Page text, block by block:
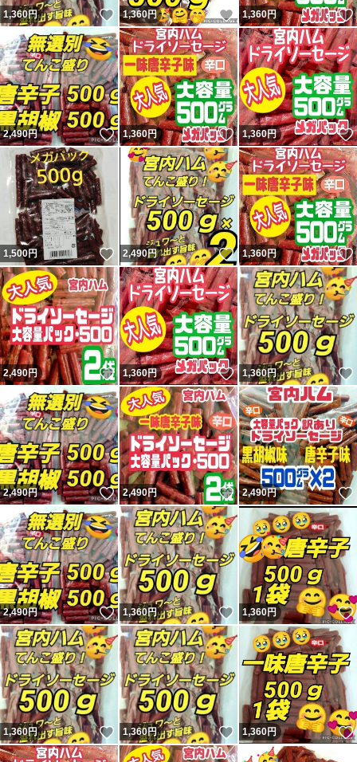
1,360円 いいね！
1,360円 いいね！
1,360円
2,490円 いいね！
1,360円 いいね！
1,360円
1,500円 いいね！
2,490円 いいね！
1,360円
2,490円 いいね！
1,360円 いいね！
1,360円
2,490円 いいね！
2,490円 いいね！
2,490円
2,490円 いいね！
1,360円 いいね！
1,360円
1,360円 いいね！
1,360円 いいね！
1,360円